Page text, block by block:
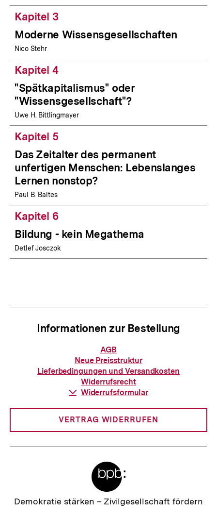
Kapitel 3
Moderne Wissensgesellschaften
Nico Stehr
Kapitel 4
"Spätkapitalismus" oder
"Wissensgesellschaft"?
Uwe H. Bittlingmayer
Kapitel 5
Das Zeitalter des permanent
unfertigen Menschen: Lebenslanges
Lernen nonstop?
Paul B. Baltes
Kapitel 6
Bildung - kein Megathema
Detlef Josczok
Informationen zur Bestellung
Informationen
zur
Bestellung
AGB
Neue Preisstruktur
Lieferbedingungen und Versandkosten
Widerrufsrecht
Download-
Widerrufsformular
VERTRAG WIDERRUFEN
Zur
Demokratie stärken – Zivilgesellschaft fördern